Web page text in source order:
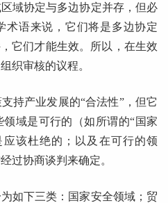
域协定与多边协定并存，但必
术语来说，它们将是多边协定
它们才能生效。所以，在生效
织审核的议程。
持产业发展的“合法性”，但它
域是可行的（如所谓的“国家
该杜绝的；以及在可行的领
过协商谈判来确定。
如下三类：国家安全领域；贸